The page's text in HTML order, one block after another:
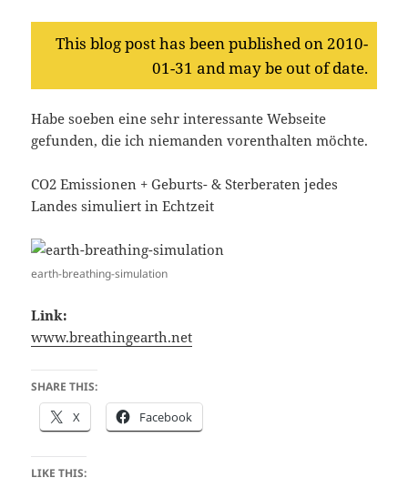
This blog post has been published on 2010-
01-31 and may be out of date.
Habe soeben eine sehr interessante Webseite
gefunden, die ich niemanden vorenthalten möchte.
CO2 Emissionen + Geburts- & Sterberaten jedes
Landes simuliert in Echtzeit
earth-breathing-simulation
Link:
www.breathingearth.net
SHARE THIS:
X Facebook
LIKE THIS: